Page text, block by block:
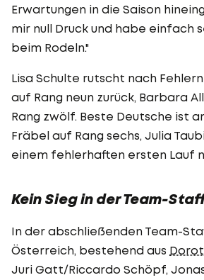
Erwartungen in die Saison
mir null Druck und habe einfach
beim Rodeln."
Lisa Schulte rutscht nach
auf Rang neun zurück, Barbara
Rang zwölf. Beste Deutsche ist
Fräbel auf Rang sechs, Julia
einem fehlerhaften ersten Lauf
Kein Sieg in der Team-
In der abschließenden Team-
Österreich, bestehend aus
Juri Gatt/Riccardo Schöpf,